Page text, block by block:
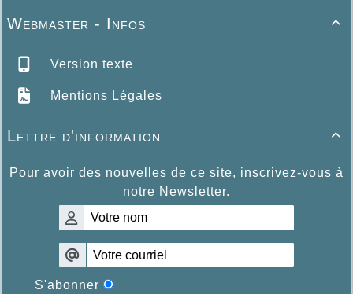

Webmaster - Infos
Version texte
Mentions Légales

Lettre d'information
Pour avoir des nouvelles de ce site, inscrivez-vous à
notre Newsletter.
S'abonner